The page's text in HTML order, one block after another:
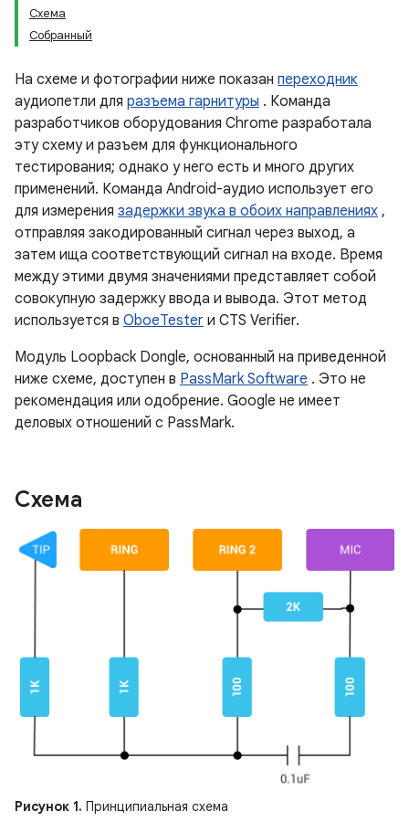
Схема
Собранный
На схеме и фотографии ниже показан переходник
аудиопетли для разъема гарнитуры . Команда
разработчиков оборудования Chrome разработала
эту схему и разъем для функционального
тестирования; однако у него есть и много других
применений. Команда Android-аудио использует его
для измерения задержки звука в обоих направлениях ,
отправляя закодированный сигнал через выход, а
затем ища соответствующий сигнал на входе. Время
между этими двумя значениями представляет собой
совокупную задержку ввода и вывода. Этот метод
используется в OboeTester и CTS Verifier.
Модуль Loopback Dongle, основанный на приведенной
ниже схеме, доступен в PassMark Software . Это не
рекомендация или одобрение. Google не имеет
деловых отношений с PassMark.
Схема
Рисунок 1. Принципиальная схема